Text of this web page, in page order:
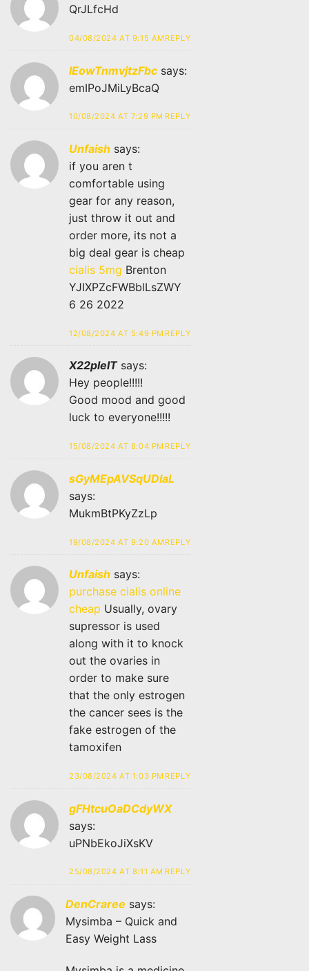
QrJLfcHd
04/08/2024 AT 9:15 AM REPLY
IEowTnmvjtzFbc says:
emIPoJMiLyBcaQ
10/08/2024 AT 7:29 PM REPLY
Unfaish says:
if you aren t
comfortable using
gear for any reason,
just throw it out and
order more, its not a
big deal gear is cheap
cialis 5mg Brenton
YJIXPZcFWBblLsZWY
6 26 2022
12/08/2024 AT 5:49 PM REPLY
X22plelT says:
Hey people!!!!!
Good mood and good
luck to everyone!!!!!
15/08/2024 AT 8:04 PM REPLY
sGyMEpAVSqUDIaL
says:
MukmBtPKyZzLp
19/08/2024 AT 9:20 AM REPLY
Unfaish says:
purchase cialis online
cheap Usually, ovary
supressor is used
along with it to knock
out the ovaries in
order to make sure
that the only estrogen
the cancer sees is the
fake estrogen of the
tamoxifen
23/08/2024 AT 1:03 PM REPLY
gFHtcuOaDCdyWX
says:
uPNbEkoJiXsKV
25/08/2024 AT 8:11 AM REPLY
DenCraree says:
Mysimba – Quick and
Easy Weight Lass